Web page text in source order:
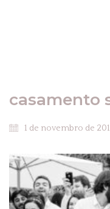
casamento
1 de novembro de